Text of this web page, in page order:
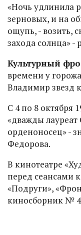
«Ночь удлинила
зерновых, и на
ощупь, - возить,
захода солнца» -
Культурный
времени у
Владимир звезд
С 4 по 8 октября
«дважды
орденоносец» -
Федорова.
В кинотеатре
перед сеансами
«Подруги»,
киносборник №